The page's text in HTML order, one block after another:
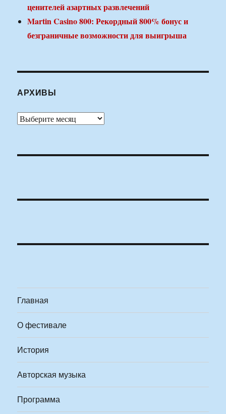
ценителей азартных развлечений
Martin Casino 800: Рекордный 800% бонус и
безграничные возможности для выигрыша
АРХИВЫ
Архивы
Главная
О фестивале
История
Авторская музыка
Программа